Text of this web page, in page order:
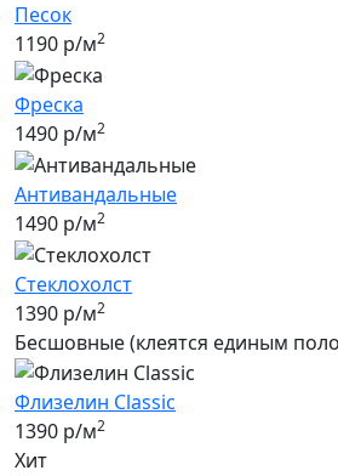
Песок
1190 р/м2
Фреска
1490 р/м2
Антивандальные
1490 р/м2
Стеклохолст
1390 р/м2
Бесшовные (клеятся единым
Флизелин Classic
1390 р/м2
Хит